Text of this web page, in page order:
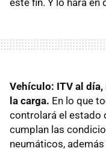
este fin. Y lo hará
Vehículo: ITV al
la carga. En lo que
controlará el estado
cumplan las
neumáticos,